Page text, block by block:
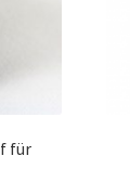
für